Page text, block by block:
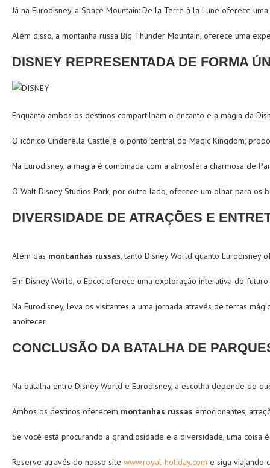
Já na Eurodisney, a Space Mountain: De la Terre à la Lune oferece
Além disso, a montanha russa Big Thunder Mountain, oferece uma
DISNEY REPRESENTADA DE FORMA
Enquanto ambos os destinos compartilham o encanto e a magia da
O icônico Cinderella Castle é o ponto central do Magic Kingdom,
Na Eurodisney, a magia é combinada com a atmosfera charmosa de
O Walt Disney Studios Park, por outro lado, oferece um olhar para os
DIVERSIDADE DE ATRAÇÕES E
Além das montanhas russas, tanto Disney World quanto Eurodisney
Em Disney World, o Epcot oferece uma exploração interativa do
Na Eurodisney, leva os visitantes a uma jornada através de terras
anoitecer.
CONCLUSÃO DA BATALHA DE
Na batalha entre Disney World e Eurodisney, a escolha depende do
Ambos os destinos oferecem montanhas russas emocionantes,
Se você está procurando a grandiosidade e a diversidade, uma coisa
Reserve através do nosso site www.royal-holiday.com e siga viajando